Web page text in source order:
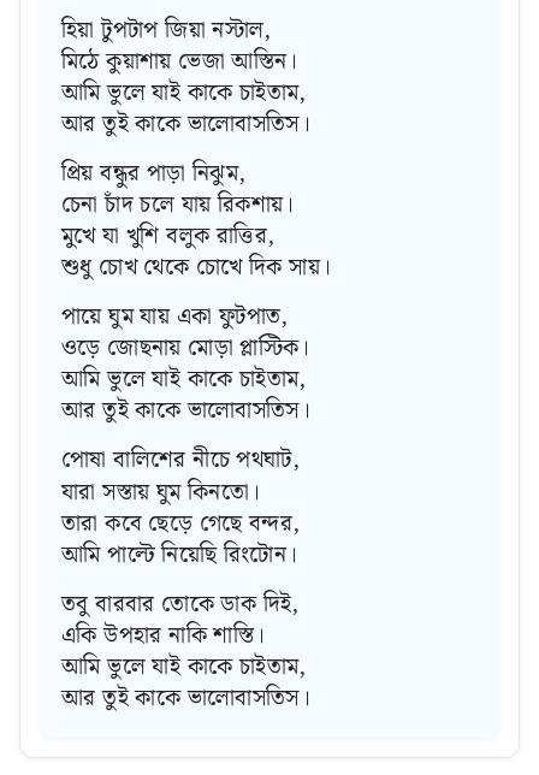
হিয়া টুপটাপ জিয়া নস্টাল,
মিঠে কুয়াশায় ভেজা আস্তিন।
আমি ভুলে যাই কাকে চাইতাম,
আর তুই কাকে ভালোবাসতিস।
প্রিয় বন্ধুর পাড়া নিঝুম,
চেনা চাঁদ চলে যায় রিকশায়।
মুখে যা খুশি বলুক রাত্তির,
শুধু চোখ থেকে চোখে দিক সায়।
পায়ে ঘুম যায় একা ফুটপাত,
ওড়ে জোছনায় মোড়া প্লাস্টিক।
আমি ভুলে যাই কাকে চাইতাম,
আর তুই কাকে ভালোবাসতিস।
পোষা বালিশের নীচে পথঘাট,
যারা সস্তায় ঘুম কিনতো।
তারা কবে ছেড়ে গেছে বন্দর,
আমি পাল্টে নিয়েছি রিংটোন।
তবু বারবার তোকে ডাক দিই,
একি উপহার নাকি শাস্তি।
আমি ভুলে যাই কাকে চাইতাম,
আর তুই কাকে ভালোবাসতিস।